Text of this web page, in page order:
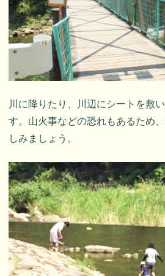
川に降りたり、川辺にシートを敷
す。山火事などの恐れもあるため
しみましょう。